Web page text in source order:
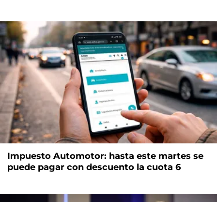
Impuesto Automotor: hasta este martes se
puede pagar con descuento la cuota 6